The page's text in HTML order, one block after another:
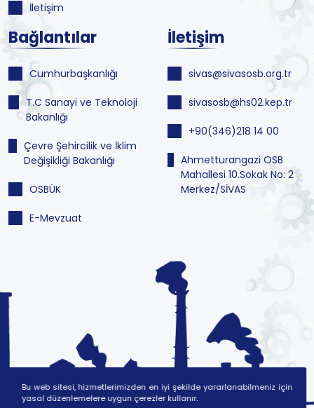
İletişim
Bağlantılar
Cumhurbaşkanlığı
T.C Sanayi ve Teknoloji
Bakanlığı
Çevre Şehircilik ve İklim
Değişikliği Bakanlığı
OSBÜK
E-Mevzuat
İletişim
sivas@sivasosb.org.tr
sivasosb@hs02.kep.tr
+90(346)218 14 00
Ahmetturangazi OSB
Mahallesi 10.Sokak No: 2
Merkez/SİVAS
Bu web sitesi, hizmetlerimizden en iyi şekilde yararlanabilmeniz için
yasal düzenlemelere uygun çerezler kullanır.